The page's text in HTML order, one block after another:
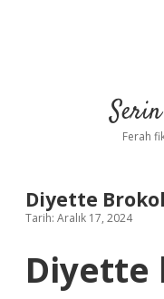
Ferah
Diyette
Tarih: Aralık 17, 2024
Diyette